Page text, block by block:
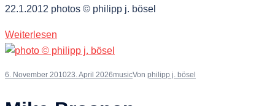
22.1.2012 photos © philipp j. bösel
Weiterlesen
6. November 201023. April 2026musicVon philipp j. bösel